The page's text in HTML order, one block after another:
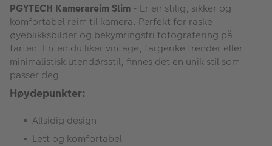
PGYTECH Kamerareim Slim - Er en stilig, sikker og
komfortabel reim til kamera. Perfekt for raske
øyeblikksbilder og bekymringsfri fotografering på
farten. Enten du liker vintage, fargerike trender eller
minimalistisk utendørsstil, finnes det en unik stil som
passer deg.
Høydepunkter:
Allsidig design
Lett og komfortabel